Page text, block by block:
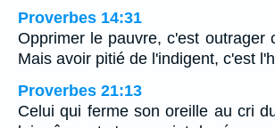
Proverbes 14:31
Opprimer le pauvre, c'est outrager
Mais avoir pitié de l'indigent, c'est
Proverbes 21:13
Celui qui ferme son oreille au cri